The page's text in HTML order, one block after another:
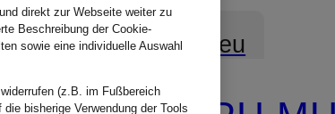
Neu
direkt zur Webseite weiter zu
Beschreibung der Cookie-
sowie eine individuelle Auswahl
(z.B. im Fußbereich
bisherige Verwendung der Tools